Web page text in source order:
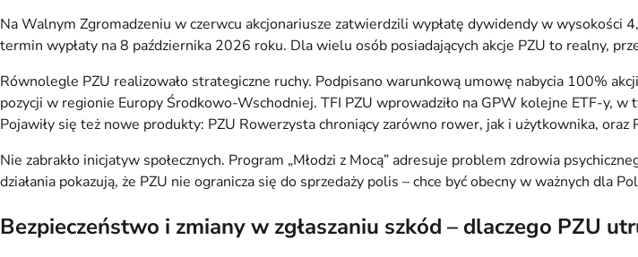
Na Walnym Zgromadzeniu w czerwcu akcjonariusze zatwierdzili wypłatę dywidendy w wysokości
termin wypłaty na 8 października 2026 roku. Dla wielu osób posiadających akcje PZU to realny,
Równolegle PZU realizowało strategiczne ruchy. Podpisano warunkową umowę nabycia 100%
pozycji w regionie Europy Środkowo-Wschodniej. TFI PZU wprowadziło na GPW kolejne ETF-y,
Pojawiły się też nowe produkty: PZU Rowerzysta chroniący zarówno rower, jak i użytkownika,
Nie zabrakło inicjatyw społecznych. Program „Młodzi z Mocą” adresuje problem zdrowia
działania pokazują, że PZU nie ogranicza się do sprzedaży polis – chce być obecny w ważnych dla
Bezpieczeństwo i zmiany w zgłaszaniu szkód – dlaczego PZU